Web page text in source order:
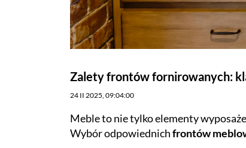
Zalety frontów fornirowanych:
24 II 2025, 09:04:00
Meble to nie tylko elementy
Wybór odpowiednichfrontów